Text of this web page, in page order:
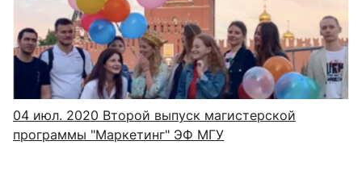
04 июл. 2020 Второй выпуск магистерской
программы "Маркетинг" ЭФ МГУ